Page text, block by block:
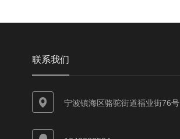
联系我们
宁波镇海区骆驼街道福业街76号